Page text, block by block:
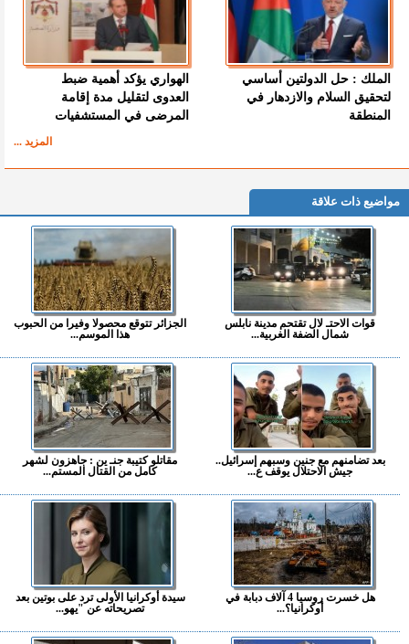
الملك : حل الدولتين أساسي
لتحقيق السلام والازدهار في
المنطقة
الهواري يؤكد أهمية ضبط
العدوى لتقليل مدة إقامة
المرضى في المستشفيات
المزيد ...
مواضيع ذات علاقة
قوات الاحتـ لال تقتحم مدينة نابلس
شمال الضفة الغربية...
الجزائر تتوقع محصولا وفيرا من الحبوب
هذا الموسم...
بعد تضامنهم مع جنين وسبهم إسرائيل..
جيش الاحتلال يوقف ع...
مقاتلو كتيبة جنـ ين : جاهزون لشهر
كامل من القتال المستم...
هل خسرت روسيا 4 آلاف دبابة في
أوكرانيا؟...
سيدة أوكرانيا الأولى ترد على بوتين بعد
تصريحاته عن "يهو...